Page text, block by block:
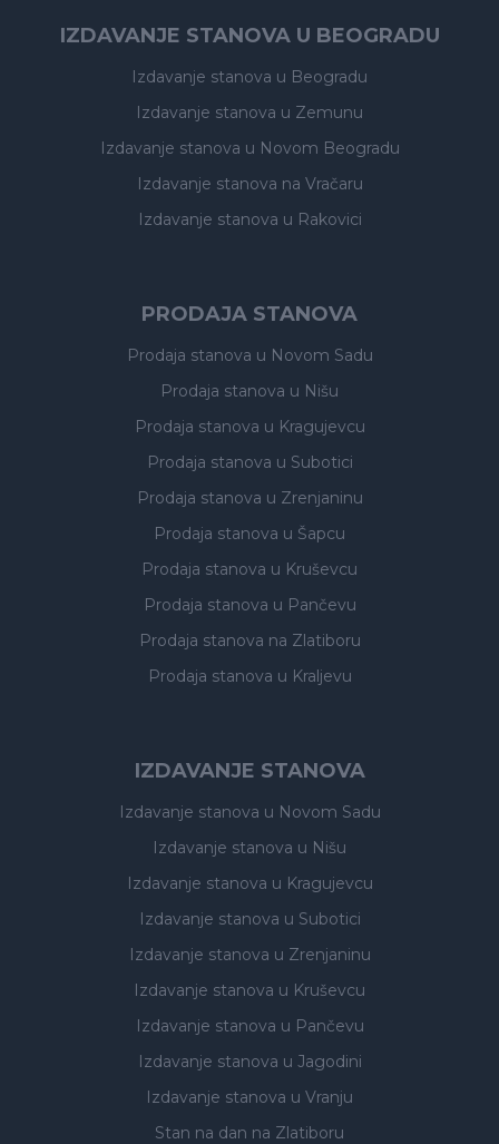
IZDAVANJE STANOVA U BEOGRADU
Izdavanje stanova u Beogradu
Izdavanje stanova u Zemunu
Izdavanje stanova u Novom Beogradu
Izdavanje stanova na Vračaru
Izdavanje stanova u Rakovici
PRODAJA STANOVA
Prodaja stanova u Novom Sadu
Prodaja stanova u Nišu
Prodaja stanova u Kragujevcu
Prodaja stanova u Subotici
Prodaja stanova u Zrenjaninu
Prodaja stanova u Šapcu
Prodaja stanova u Kruševcu
Prodaja stanova u Pančevu
Prodaja stanova na Zlatiboru
Prodaja stanova u Kraljevu
IZDAVANJE STANOVA
Izdavanje stanova u Novom Sadu
Izdavanje stanova u Nišu
Izdavanje stanova u Kragujevcu
Izdavanje stanova u Subotici
Izdavanje stanova u Zrenjaninu
Izdavanje stanova u Kruševcu
Izdavanje stanova u Pančevu
Izdavanje stanova u Jagodini
Izdavanje stanova u Vranju
Stan na dan na Zlatiboru